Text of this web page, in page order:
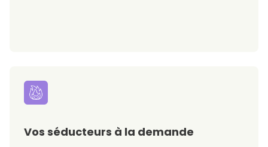
Vos séducteurs à la demande